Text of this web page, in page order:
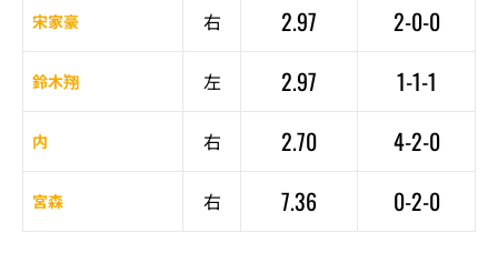
宋家豪 右 2.97 2-0-0
鈴木翔 左 2.97 1-1-1
内 右 2.70 4-2-0
宮森 右 7.36 0-2-0